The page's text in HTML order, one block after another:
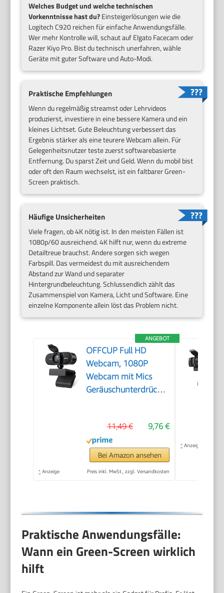
Welches Budget und welche technischen
Vorkenntnisse hast du?Einsteigerlösungen wie die
Logitech C920 reichen für einfache Anwendungsfälle.
Wer mehr Kontrolle will, schaut auf Elgato Facecam oder
Razer Kiyo Pro. Bist du technisch unerfahren, wähle
Geräte mit guter Software und Auto-Modi.
Praktische Empfehlungen
Wenn du regelmäßig streamst oder Lehrvideos
produzierst, investiere in eine bessere Kamera und ein
kleines Lichtset. Gute Beleuchtung verbessert das
Ergebnis stärker als eine teurere Webcam allein. Für
Gelegenheitsnutzer teste zuerst softwarebasierte
Entfernung. Du sparst Zeit und Geld. Wenn du mobil bist
oder oft den Raum wechselst, ist ein faltbarer Green-
Screen praktisch.
Häufige Unsicherheiten
Viele fragen, ob 4K nötig ist. In den meisten Fällen ist
1080p/60 ausreichend. 4K hilft nur, wenn du extreme
Detailtreue brauchst. Andere sorgen sich wegen
Farbspill. Das vermeidest du mit ausreichendem
Abstand zur Wand und separater
Hintergrundbeleuchtung. Schlussendlich zählt das
Zusammenspiel von Kamera, Licht und Software. Eine
einzelne Komponente allein löst das Problem nicht.
ANGEBOT
OFFCUP Full HD
Webcam, 1080P
Webcam mit Mics
Geräuschunterdrückung,
Kamera für PC Laptop
für Live-Streaming
Videoanruf Konferenz
Online-Unterricht
9,76 €
11,49 €
Bei Amazon ansehen
* Anzeige Preis inkl. MwSt., zzgl. Versandkosten
* Anzeige
Praktische Anwendungsfälle:
Wann ein Green-Screen wirklich
hilft